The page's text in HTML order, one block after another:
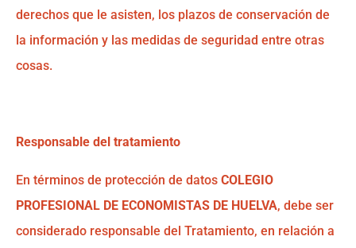
derechos que le asisten, los plazos de conservación de
la información y las medidas de seguridad entre otras
cosas.
Responsable del tratamiento
En términos de protección de datos COLEGIO
PROFESIONAL DE ECONOMISTAS DE HUELVA, debe ser
considerado responsable del Tratamiento, en relación a